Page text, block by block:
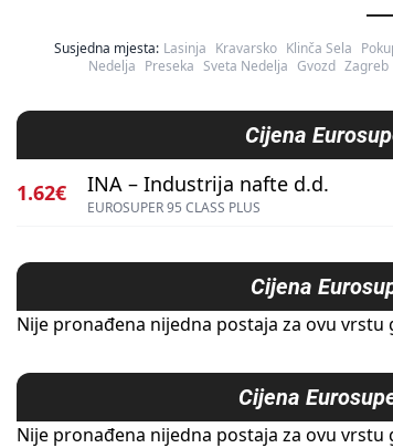
Susjedna mjesta: Lasinja Kravarsko Klinča Sela
Nedelja Preseka Sveta Nedelja Gvozd Zagreb
Cijena
1.62€ INA – Industrija nafte d.d.
EUROSUPER 95 CLASS PLUS
Cijena
Nije pronađena nijedna postaja za ovu vrstu
Cijena
Nije pronađena nijedna postaja za ovu vrstu